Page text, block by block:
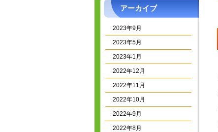
アーカイブ
2023年9月
2023年5月
2023年1月
2022年12月
2022年11月
2022年10月
2022年9月
2022年8月